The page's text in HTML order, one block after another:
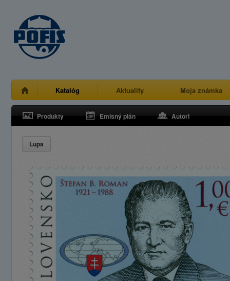
Katalóg Aktuality Moja známka
Produkty Emisný plán Autori
Lupa